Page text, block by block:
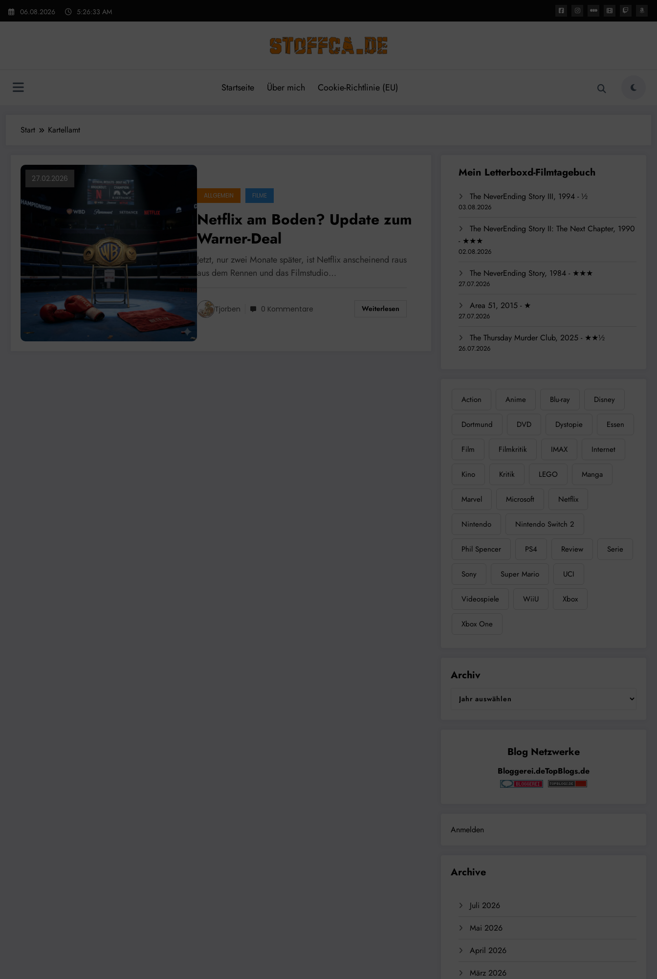
Zum
Inhalt
06.08.2026 5:26:34 AM
Startseite Über mich Cookie-Richtlinie (EU)
Start Kartellamt
27.02.2026
ALLGEMEIN FILME
Netflix am Boden? Update zum
Warner-Deal
Jetzt, nur zwei Monate später, ist Netflix anscheinend raus
aus dem Rennen und das Filmstudio…
Tjorben 0 Kommentare Weiterlesen
The NeverEnding Story III, 1994 - ½
03.08.2026
The NeverEnding Story II: The Next Chapter, 1990
- ★★★
02.08.2026
The NeverEnding Story, 1984 - ★★★
27.07.2026
Area 51, 2015 - ★
27.07.2026
The Thursday Murder Club, 2025 - ★★½
26.07.2026
Action Anime Blu-ray Disney
Dortmund DVD Dystopie Essen
Film Filmkritik IMAX Internet
Kino Kritik LEGO Manga
Marvel Microsoft Netflix
Nintendo Nintendo Switch 2
Phil Spencer PS4 Review Serie
Sony Super Mario UCI
Videospiele WiiU Xbox
Xbox One
Archiv
Bloggerei.deTopBlogs.de
Anmelden
Archive
Juli 2026
Mai 2026
April 2026
März 2026